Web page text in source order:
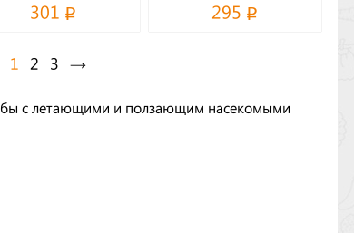
301 295
1 2 3 →
с летающими и ползающим насекомыми